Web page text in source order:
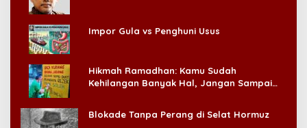
Impor Gula vs Penghuni Usus
Hikmah Ramadhan: Kamu Sudah
Kehilangan Banyak Hal, Jangan Sampai
Blokade Tanpa Perang di Selat Hormuz